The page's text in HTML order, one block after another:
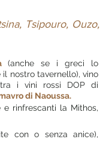
Tsipouro, Ouzo,
(anche se i greci lo
nostro tavernello), vino
i vini rossi DOP di
di Naoussa.
rinfrescanti la Mithos,